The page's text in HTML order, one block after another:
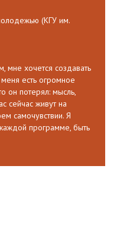
(КГУ им.
мне хочется создавать
меня есть огромное
он потерял: мысль,
сейчас живут на
самочувствии. Я
каждой программе, быть